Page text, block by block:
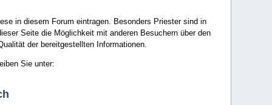
in diesem Forum eintragen. Besonders Priester sind in
Seite die Möglichkeit mit anderen Besuchern über den
der bereitgestellten Informationen.
Sie unter: